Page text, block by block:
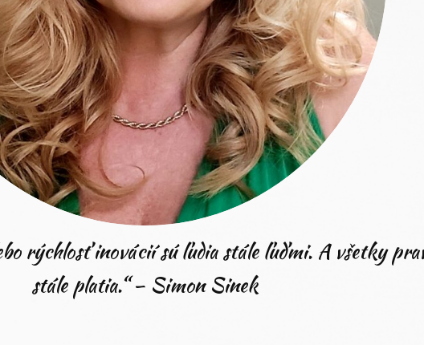
rýchlosť inovácií sú ľudia stále ľuďmi. A všetky
stále platia.“ – Simon Sinek